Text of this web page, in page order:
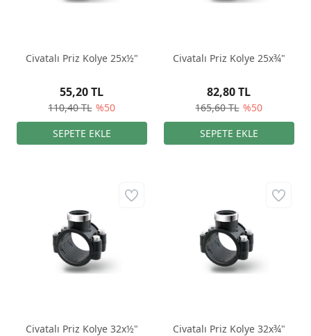
Civatalı Priz Kolye 25x½"
110,40 TL %50
55,20 TL
Civatalı Priz Kolye 25x¾"
165,60 TL %50
82,80 TL
Civatalı Priz Kolye 32x½" Civatalı Priz Kolye 32x¾"